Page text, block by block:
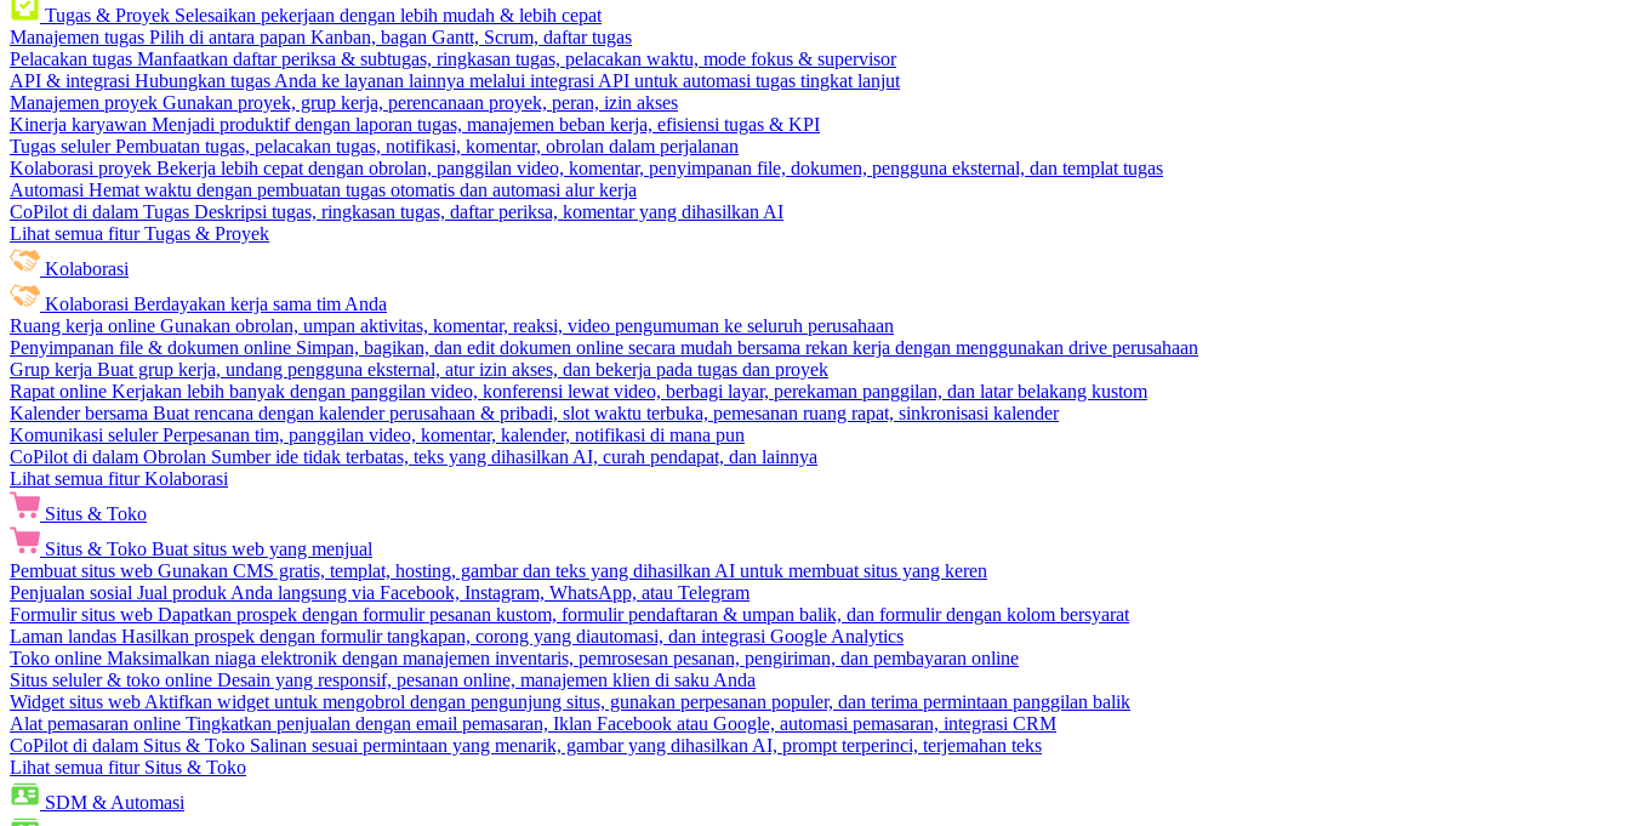
Tugas & Proyek Selesaikan pekerjaan dengan lebih mudah & lebih cepat
Manajemen tugas Pilih di antara papan Kanban, bagan Gantt, Scrum, daftar tugas
Pelacakan tugas Manfaatkan daftar periksa & subtugas, ringkasan tugas, pelacakan waktu, mode fokus & supervisor
API & integrasi Hubungkan tugas Anda ke layanan lainnya melalui integrasi API untuk automasi tugas tingkat lanjut
Manajemen proyek Gunakan proyek, grup kerja, perencanaan proyek, peran, izin akses
Kinerja karyawan Menjadi produktif dengan laporan tugas, manajemen beban kerja, efisiensi tugas & KPI
Tugas seluler Pembuatan tugas, pelacakan tugas, notifikasi, komentar, obrolan dalam perjalanan
Kolaborasi proyek Bekerja lebih cepat dengan obrolan, panggilan video, komentar, penyimpanan file, dokumen, pengguna eksternal, dan templat tugas
Automasi Hemat waktu dengan pembuatan tugas otomatis dan automasi alur kerja
CoPilot di dalam Tugas Deskripsi tugas, ringkasan tugas, daftar periksa, komentar yang dihasilkan AI
Lihat semua fitur Tugas & Proyek
Kolaborasi
Kolaborasi Berdayakan kerja sama tim Anda
Ruang kerja online Gunakan obrolan, umpan aktivitas, komentar, reaksi, video pengumuman ke seluruh perusahaan
Penyimpanan file & dokumen online Simpan, bagikan, dan edit dokumen online secara mudah bersama rekan kerja dengan menggunakan drive perusahaan
Grup kerja Buat grup kerja, undang pengguna eksternal, atur izin akses, dan bekerja pada tugas dan proyek
Rapat online Kerjakan lebih banyak dengan panggilan video, konferensi lewat video, berbagi layar, perekaman panggilan, dan latar belakang kustom
Kalender bersama Buat rencana dengan kalender perusahaan & pribadi, slot waktu terbuka, pemesanan ruang rapat, sinkronisasi kalender
Komunikasi seluler Perpesanan tim, panggilan video, komentar, kalender, notifikasi di mana pun
CoPilot di dalam Obrolan Sumber ide tidak terbatas, teks yang dihasilkan AI, curah pendapat, dan lainnya
Lihat semua fitur Kolaborasi
Situs & Toko
Situs & Toko Buat situs web yang menjual
Pembuat situs web Gunakan CMS gratis, templat, hosting, gambar dan teks yang dihasilkan AI untuk membuat situs yang keren
Penjualan sosial Jual produk Anda langsung via Facebook, Instagram, WhatsApp, atau Telegram
Formulir situs web Dapatkan prospek dengan formulir pesanan kustom, formulir pendaftaran & umpan balik, dan formulir dengan kolom bersyarat
Laman landas Hasilkan prospek dengan formulir tangkapan, corong yang diautomasi, dan integrasi Google Analytics
Toko online Maksimalkan niaga elektronik dengan manajemen inventaris, pemrosesan pesanan, pengiriman, dan pembayaran online
Situs seluler & toko online Desain yang responsif, pesanan online, manajemen klien di saku Anda
Widget situs web Aktifkan widget untuk mengobrol dengan pengunjung situs, gunakan perpesanan populer, dan terima permintaan panggilan balik
Alat pemasaran online Tingkatkan penjualan dengan email pemasaran, Iklan Facebook atau Google, automasi pemasaran, integrasi CRM
CoPilot di dalam Situs & Toko Salinan sesuai permintaan yang menarik, gambar yang dihasilkan AI, prompt terperinci, terjemahan teks
Lihat semua fitur Situs & Toko
SDM & Automasi